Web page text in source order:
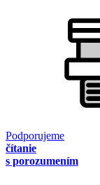
Podporujeme
čítanie
s porozumením